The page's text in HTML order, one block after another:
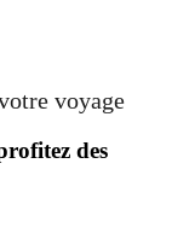
voyage
des